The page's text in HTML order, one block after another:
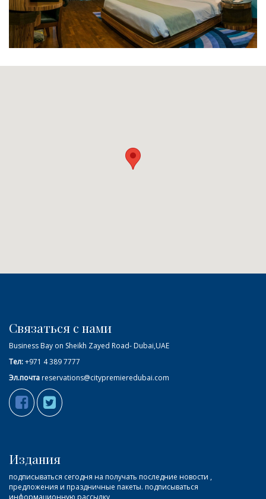
Связаться с нами
Business Bay on Sheikh Zayed Road- Dubai,UAE
Тел:+971 4 389 7777
Эл.почтаreservations@citypremieredubai.com
Издания
подписываться сегодня на получать последние новости ,
предложения и праздничные пакеты. подписываться